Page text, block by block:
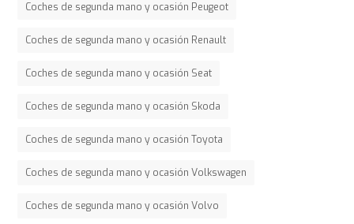
Coches de segunda mano y ocasión Peugeot
Coches de segunda mano y ocasión Renault
Coches de segunda mano y ocasión Seat
Coches de segunda mano y ocasión Skoda
Coches de segunda mano y ocasión Toyota
Coches de segunda mano y ocasión Volkswagen
Coches de segunda mano y ocasión Volvo